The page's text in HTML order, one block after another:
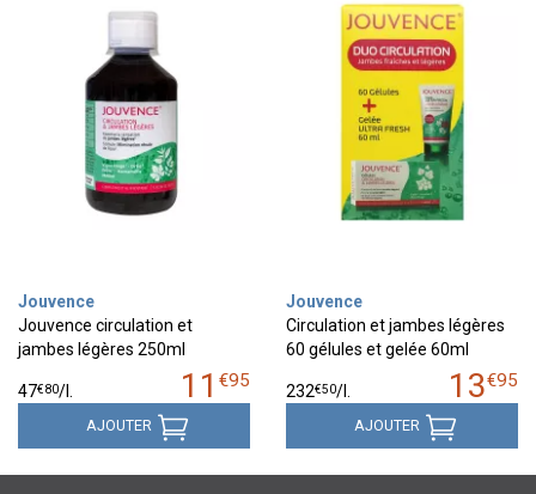
Jouvence
Jouvence circulation et
jambes légères 250ml
11 €95
47€80/
AJOUTER
Jouvence
Circulation et jambes légères
60 gélules et gelée 60ml
13€95
232€50/
AJOUTER